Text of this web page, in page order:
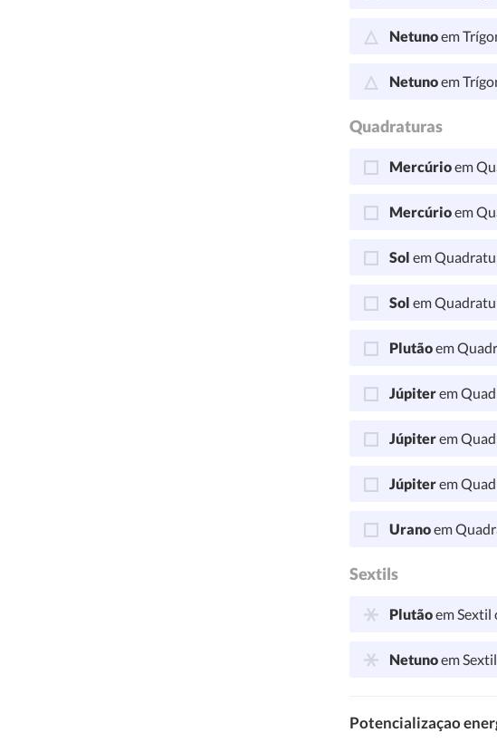
Netunoem
Netunoem
Quadraturas
Mercúrioem
Mercúrioem
Sol em
Sol em
Plutãoem
Júpiterem
Júpiterem
Júpiterem
Uranoem
Sextils
Plutãoem Sextil
Netunoem
Potencializaçao